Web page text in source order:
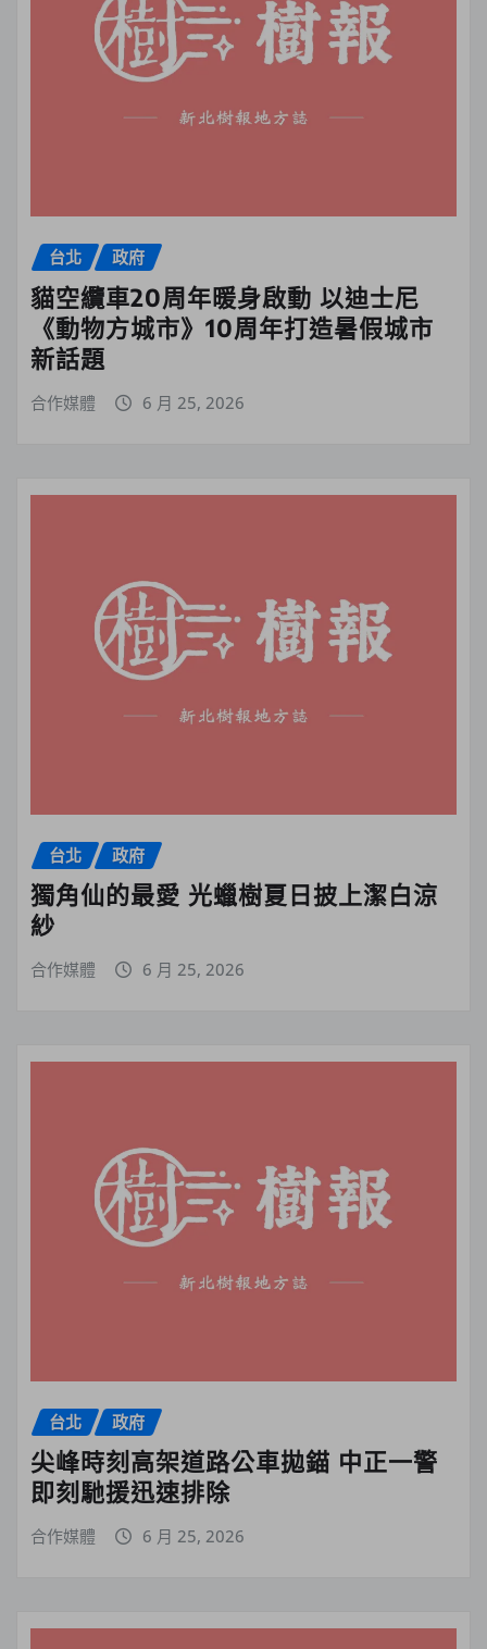
台北 政府
貓空纜車20周年暖身啟動 以迪士尼
《動物方城市》10周年打造暑假城市
新話題
合作媒體 6 月 25, 2026
台北 政府
獨角仙的最愛 光蠟樹夏日披上潔白涼
紗
合作媒體 6 月 25, 2026
台北 政府
尖峰時刻高架道路公車拋錨 中正一警
即刻馳援迅速排除
合作媒體 6 月 25, 2026